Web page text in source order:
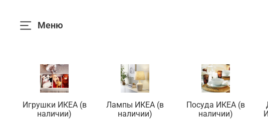
Меню
Игрушки ИКЕА (в
наличии)
Лампы ИКЕА (в
наличии)
Посуда ИКЕА (в
наличии)